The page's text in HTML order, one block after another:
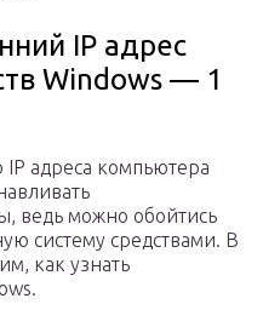
IP адрес
Windows — 1
IP адреса компьютера
ведь можно обойтись
систему средствами. В
как узнать